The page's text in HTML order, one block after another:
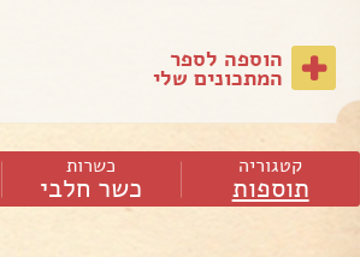
הוספה לספר
המתכונים שלי
קטגוריה
תוספות
כשרות
כשר חלבי